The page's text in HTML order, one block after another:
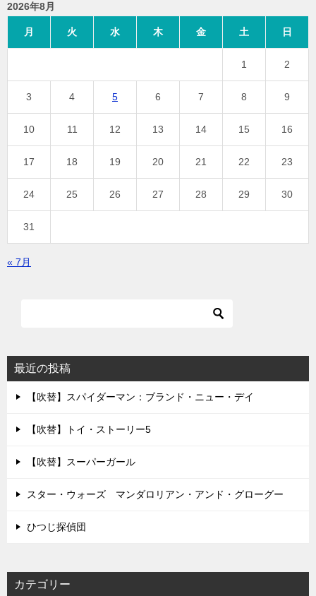
2026年8月
月 火 水 木 金 土 日
1 2
3 4 5 6 7 8 9
10 11 12 13 14 15 16
17 18 19 20 21 22 23
24 25 26 27 28 29 30
31
« 7月
最近の投稿
【吹替】スパイダーマン：ブランド・ニュー・デイ
【吹替】トイ・ストーリー5
【吹替】スーパーガール
スター・ウォーズ マンダロリアン・アンド・グローグー
ひつじ探偵団
カテゴリー